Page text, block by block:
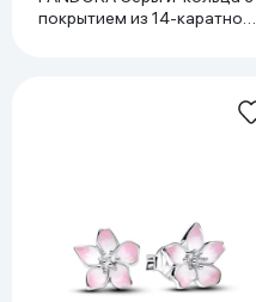
покрытием из 14-каратного